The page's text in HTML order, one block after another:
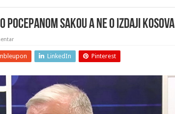
o pocepanom sakou a ne o izdaji Kosova
LinkedIn Pinterest